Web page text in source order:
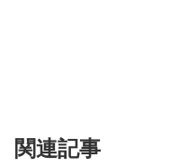
関連記事